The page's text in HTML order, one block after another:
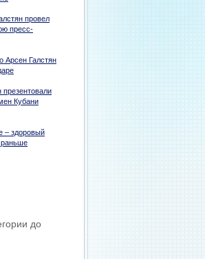
провел
пресс-
Арсен Галстян
презентовали
Кубани
– здоровый
раньше
до